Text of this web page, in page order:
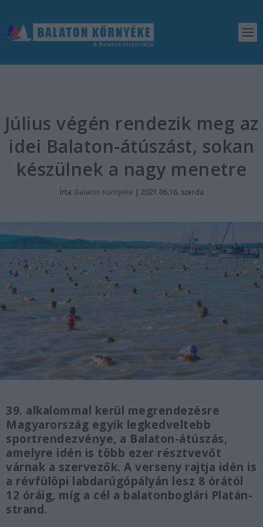
Július végén rendezik meg az
idei Balaton-átúszást, sokan
készülnek a nagy menetre
Írta: Balaton Környéke | 2021.06.16. szerda
39. alkalommal kerül megrendezésre
Magyarország egyik legkedveltebb
sportrendezvénye, a Balaton-átúszás,
amelyre idén is több ezer résztvevőt
várnak a szervezők. A verseny rajtja idén is
a révfülöpi labdarúgópályán lesz 8 órától
12 óráig, míg a cél a balatonboglári Platán-
strand.